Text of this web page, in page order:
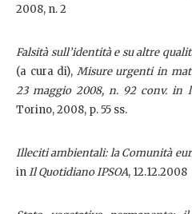
2008, n. 2
Falsità sull’identità e su altre
(a cura di), Misure urgenti in
23 maggio 2008, n. 92 conv. in
Torino, 2008, p. 55 ss.
Illeciti ambientali: la Comunità
inIl Quotidiano IPSOA, 12.12.2008